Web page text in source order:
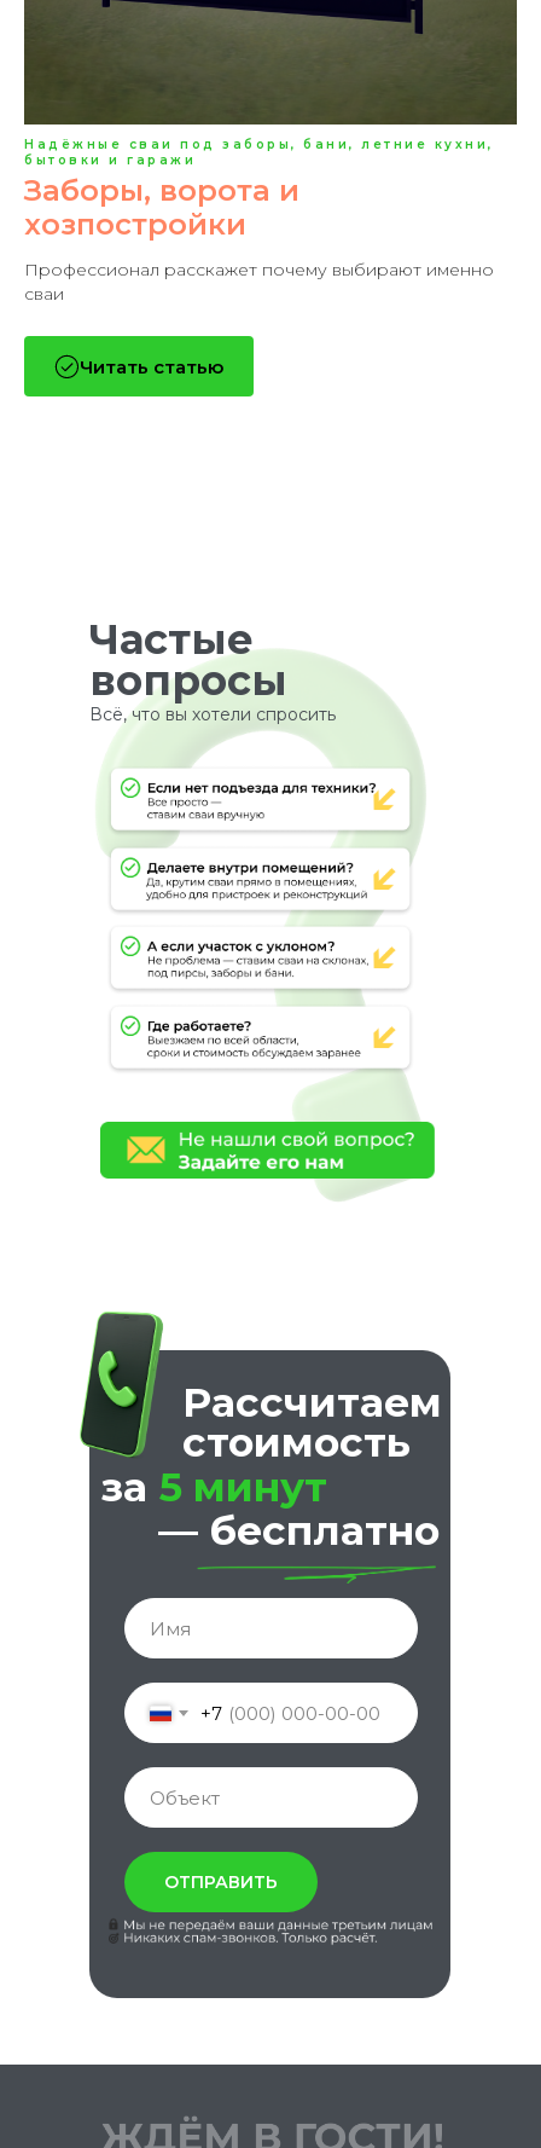
Надёжные сваи под заборы, бани, летние кухни,
бытовки и гаражи
Заборы, ворота и
хозпостройки
Профессионал расскажет почему выбирают именно
сваи
Читать статью
Частые
вопросы
Всё, что вы хотели спросить
+7
ОТПРАВИТЬ
— бесплатно
за 5 минут
Рассчитаем
стоимость